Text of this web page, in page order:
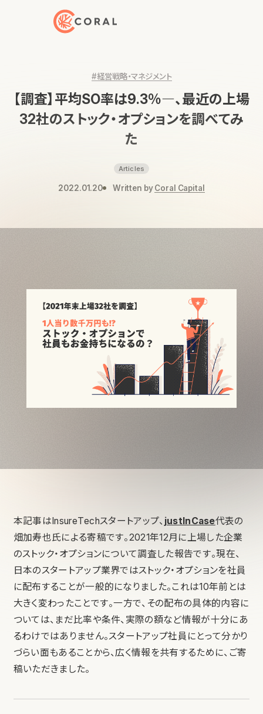
トップページへ戻る
#経営戦略・マネジメント
【調査】平均SO率は9.3％―、最近の上場
32社のストック・オプションを調べてみ
た
Articles
2022.01.20 Written byCoral Capital
本記事はInsureTechスタートアップ、 justInCase代表の
畑加寿也氏による寄稿です。2021年12月に上場した企業
のストック・オプションについて調査した報告です。現在、
日本のスタートアップ業界ではストック・オプションを社員
に配布することが一般的になりました。これは10年前とは
大きく変わったことです。一方で、その配布の具体的内容に
ついては、まだ比率や条件、実際の額など情報が十分にあ
るわけではありません。スタートアップ社員にとって分かり
づらい面もあることから、広く情報を共有するために、ご寄
稿いただきました。